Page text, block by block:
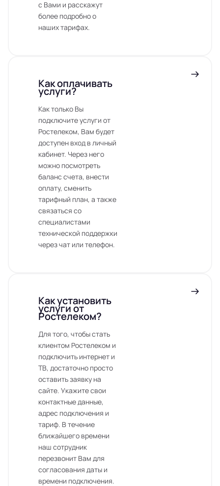
с Вами и расскажут
более подробно о
наших тарифах.
Как оплачивать
услуги?
Как только Вы
подключите услуги от
Ростелеком, Вам будет
доступен вход в личный
кабинет. Через него
можно посмотреть
баланс счета, внести
оплату, сменить
тарифный план, а также
связаться со
специалистами
технической поддержки
через чат или телефон.
Как установить
услуги от
Ростелеком?
Для того, чтобы стать
клиентом Ростелеком и
подключить интернет и
ТВ, достаточно просто
оставить заявку на
сайте. Укажите свои
контактные данные,
адрес подключения и
тариф. В течение
ближайшего времени
наш сотрудник
перезвонит Вам для
согласования даты и
времени подключения.